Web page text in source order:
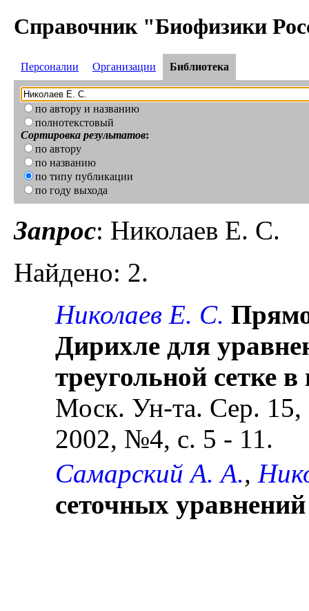
Справочник "Биофизики
Персоналии Организации Библиотека
по автору и названию
полнотекстовый
Сортировка результатов:
по автору
по названию
по типу публикации
по году выхода
Запрос: Николаев Е. С.
Найдено: 2.
Николаев Е. С.
Дирихле для
треугольной сетке
Моск. Ун-та. Сер.
2002, №4, с. 5 - 11.
Самарский А. А.,
сеточных уравнений